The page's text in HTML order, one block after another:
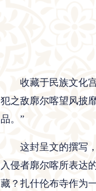
收藏于民族文化
犯之敌廓尔喀望风披
品。”
这封呈文的撰写
入侵者廓尔喀所表达
藏？扎什伦布寺作为